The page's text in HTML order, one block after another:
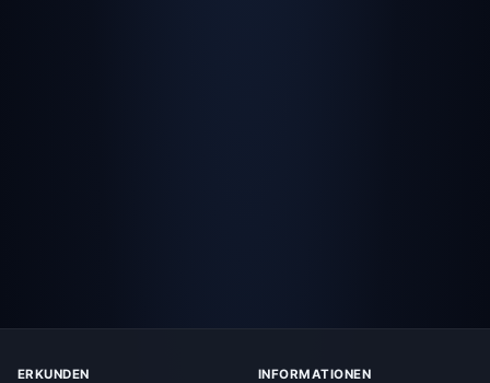
ERKUNDEN INFORMATIONEN